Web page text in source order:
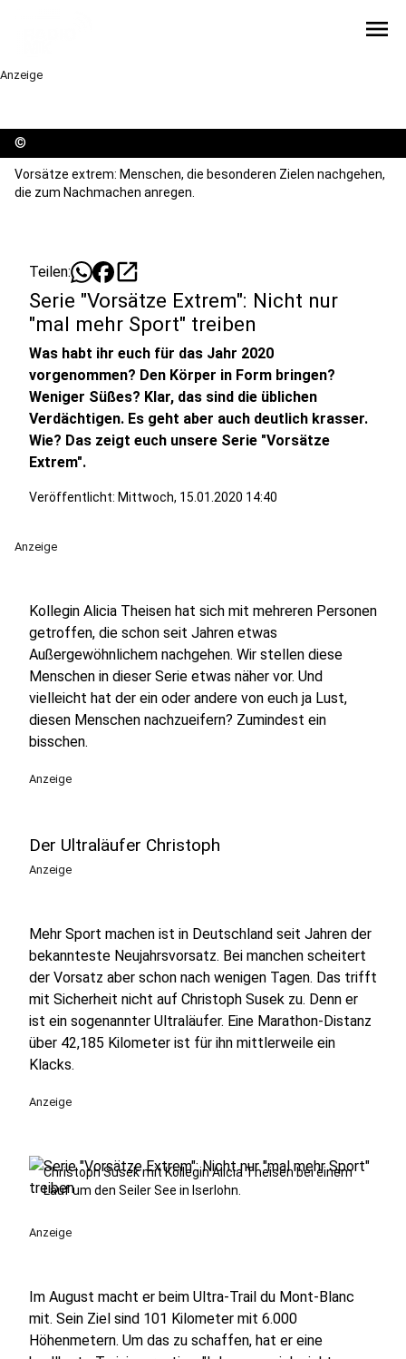
menu
Anzeige
©
Vorsätze extrem: Menschen, die besonderen Zielen nachgehen,
die zum Nachmachen anregen.
Teilen: open_in_new
Serie "Vorsätze Extrem": Nicht nur
"mal mehr Sport" treiben
Was habt ihr euch für das Jahr 2020
vorgenommen? Den Körper in Form bringen?
Weniger Süßes? Klar, das sind die üblichen
Verdächtigen. Es geht aber auch deutlich krasser.
Wie? Das zeigt euch unsere Serie "Vorsätze
Extrem".
Veröffentlicht: Mittwoch, 15.01.2020 14:40
Anzeige
Kollegin Alicia Theisen hat sich mit mehreren Personen
getroffen, die schon seit Jahren etwas
Außergewöhnlichem nachgehen. Wir stellen diese
Menschen in dieser Serie etwas näher vor. Und
vielleicht hat der ein oder andere von euch ja Lust,
diesen Menschen nachzueifern? Zumindest ein
bisschen.
Anzeige
Der Ultraläufer Christoph
Anzeige
Mehr Sport machen ist in Deutschland seit Jahren der
bekannteste Neujahrsvorsatz. Bei manchen scheitert
der Vorsatz aber schon nach wenigen Tagen. Das trifft
mit Sicherheit nicht auf Christoph Susek zu. Denn er
ist ein sogenannter Ultraläufer. Eine Marathon-Distanz
über 42,185 Kilometer ist für ihn mittlerweile ein
Klacks.
Anzeige
Christoph Susek mit Kollegin Alicia Theisen bei einem
Lauf um den Seiler See in Iserlohn.
Anzeige
Im August macht er beim Ultra-Trail du Mont-Blanc
mit. Sein Ziel sind 101 Kilometer mit 6.000
Höhenmetern. Um das zu schaffen, hat er eine